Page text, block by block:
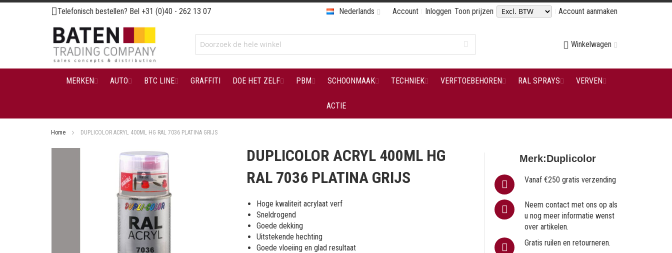
Ga
naar
de
inhoud
Telefonisch bestellen? Bel +31 (0)40 - 262 13 07 Account Inloggen Toon prijzen Account aanmaken
Nederlands
Winkelwagen
MERKEN AUTO BTC LINE GRAFFITI DOE HET ZELF PBM SCHOONMAAK TECHNIEK VERFTOEBEHOREN RAL SPRAYS VERVEN
ACTIE
Home DUPLICOLOR ACRYL 400ML HG RAL 7036 PLATINA GRIJS
DUPLICOLOR ACRYL 400ML HG
RAL 7036 PLATINA GRIJS
Hoge kwaliteit acrylaat verf
Sneldrogend
Goede dekking
Uitstekende hechting
Goede vloeiing en glad resultaat
Merk:Duplicolor
Vanaf €250 gratis verzending
Neem contact met ons op als
u nog meer informatie wenst
over artikelen.
Gratis ruilen en retourneren.